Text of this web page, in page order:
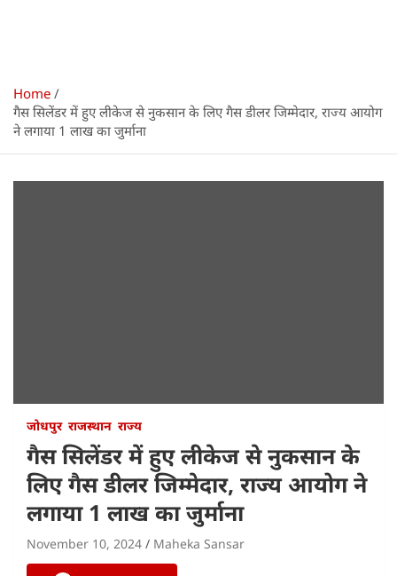
Home
गैस सिलेंडर में हुए लीकेज से नुकसान के लिए गैस डीलर जिम्मेदार, राज्य आयोग
ने लगाया 1 लाख का जुर्माना
जोधपुर राजस्थान राज्य
गैस सिलेंडर में हुए लीकेज से नुकसान के
लिए गैस डीलर जिम्मेदार, राज्य आयोग ने
लगाया 1 लाख का जुर्माना
November 10, 2024 Maheka Sansar